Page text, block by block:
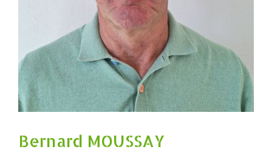
Bernard MOUSSAY